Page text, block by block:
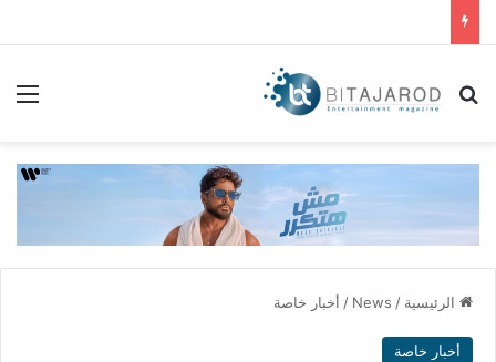
بحث عن
الرئيسية /
News
/ أخبار خاصة
أخبار خاصة